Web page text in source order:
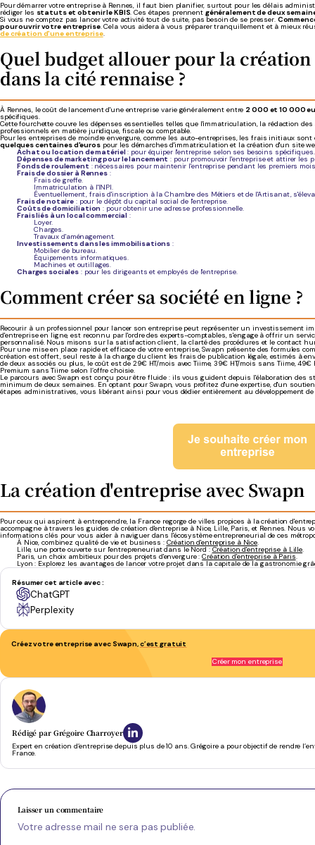
Pour démarrer votre entreprise à Rennes, il faut bien planifier, surtout pour les délais
rédiger les statuts et obtenir le KBIS. Ces étapes prennent généralement de deux
Si vous ne comptez pas lancer votre activité tout de suite, pas besoin de se presser.
pour ouvrir votre entreprise. Cela vous aidera à vous préparer tranquillement et à mieux
de création d'une entreprise.
Quel budget allouer pour la
dans la cité rennaise ?
À Rennes, le coût de lancement d'une entreprise varie généralement entre 2 000 et 10 000
spécifiques.
Cette fourchette couvre les dépenses essentielles telles que l'immatriculation, la rédaction
professionnels en matière juridique, fiscale ou comptable.
Pour les entreprises de moindre envergure, comme les auto-entreprises, les frais initiaux
quelques centaines d'eurospour les démarches d'immatriculation et la création d'un site
Achat ou location de matériel : pour équiper l'entreprise selon ses besoins spécifiques.
Dépenses de marketing pour le lancement : pour promouvoir l'entreprise et attirer les
Fonds de roulement : nécessaires pour maintenir l'entreprise pendant les premiers
Frais de dossier à Rennes :
Frais de greffe.
Immatriculation à l'INPI.
Éventuellement, frais d'inscription à la Chambre des Métiers et de l'Artisanat,
Frais de notaire : pour le dépôt du capital social de l'entreprise.
Coûts de domiciliation : pour obtenir une adresse professionnelle.
Frais liés à un local commercial :
Loyer.
Charges.
Travaux d'aménagement.
Investissements dans les immobilisations :
Mobilier de bureau.
Équipements informatiques.
Machines et outillages.
Charges sociales : pour les dirigeants et employés de l'entreprise.
Comment créer sa société en ligne ?
Recourir à un professionnel pour lancer son entreprise peut représenter un investissement
d'entreprise en ligne, est reconnu par l'ordre des experts-comptables, s'engage à offrir un
personnalisé. Nous misons sur la satisfaction client, la clarté des procédures et le contact
Pour une mise en place rapide et efficace de votre entreprise, Swapn présente des formules
création est offert, seul reste à la charge du client les frais de publication légale, estimés à
de deux associés ou plus, le coût est de 29€ HT/mois avec Tiime, 39€ HT/mois sans Tiime,
Premium sans Tiime selon l’offre choisie.
Le parcours avec Swapn est conçu pour être fluide : ils vous guident depuis l'élaboration des
minimum de deux semaines. En optant pour Swapn, vous profitez d'une expertise, d'un
étapes administratives, vous libérant ainsi pour vous dédier entièrement au développement
La création d'entreprise avec Swapn
Pour ceux qui aspirent à entreprendre, la France regorge de villes propices à la création
accompagne à travers les guides de création d'entreprise à Nice, Lille, Paris, et Rennes. Nous
informations clés pour vous aider à naviguer dans l'écosystème entrepreneurial de ces
À Nice, combinez qualité de vie et business : Création d'entreprise à Nice.
Lille, une porte ouverte sur l'entrepreneuriat dans le Nord : Création d'entreprise à Lille.
Paris, un choix ambitieux pour des projets d'envergure :Création d'entreprise à Paris.
Lyon : Explorez les avantages de lancer votre projet dans la capitale de la gastronomie
Résumer cet article avec :
ChatGPT
Perplexity
Créez votre entreprise avec Swapn,c’est gratuit
Créer mon entreprise
Rédigé par Grégoire Charroyer
Expert en création d’entreprise depuis plus de 10 ans. Grégoire a pour objectif de rendre
France.
Laisser un commentaire
Votre adresse mail ne sera pas publiée.